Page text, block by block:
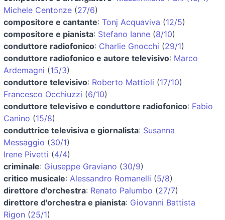
Michele Centonze (27/6)
compositore e cantante: Tonj Acquaviva (12/5)
compositore e pianista: Stefano Ianne (8/10)
conduttore radiofonico: Charlie Gnocchi (29/1)
conduttore radiofonico e autore televisivo: Marco
Ardemagni (15/3)
conduttore televisivo: Roberto Mattioli (17/10)
Francesco Occhiuzzi (6/10)
conduttore televisivo e conduttore radiofonico: Fabio
Canino (15/8)
conduttrice televisiva e giornalista: Susanna
Messaggio (30/1)
Irene Pivetti (4/4)
criminale: Giuseppe Graviano (30/9)
critico musicale: Alessandro Romanelli (5/8)
direttore d'orchestra: Renato Palumbo (27/7)
direttore d'orchestra e pianista: Giovanni Battista
Rigon (25/1)